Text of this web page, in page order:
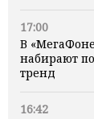
17:00
В
набирают
тренд
16:42